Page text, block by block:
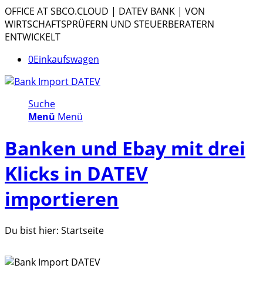
OFFICE AT SBCO.CLOUD | DATEV BANK | VON
WIRTSCHAFTSPRÜFERN UND STEUERBERATERN
ENTWICKELT
0Einkaufswagen
Suche
Menü Menü
Banken und Ebay mit drei
Klicks in DATEV
importieren
Du bist hier: Startseite